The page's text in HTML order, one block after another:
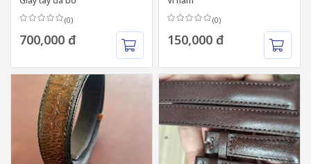
(0)
700,000 đ
(0)
150,000 đ